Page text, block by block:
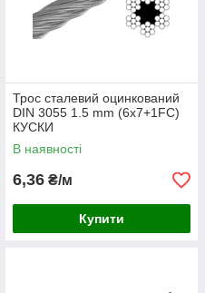
Трос сталевий оцинкований
DIN 3055 1.5 mm (6x7+1FC)
КУСКИ
В наявності
6,36 ₴/м
Купити